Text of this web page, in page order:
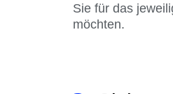
Sie für das
möchten.